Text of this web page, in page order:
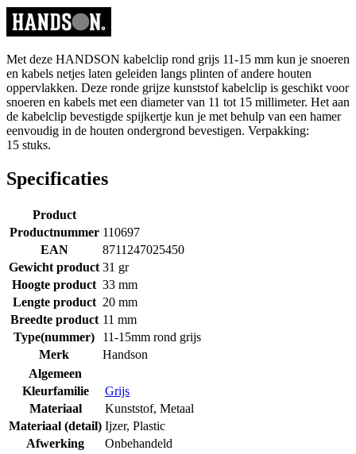
Met deze HANDSON kabelclip rond grijs 11-15 mm kun je snoeren
en kabels netjes laten geleiden langs plinten of andere houten
oppervlakken. Deze ronde grijze kunststof kabelclip is geschikt voor
snoeren en kabels met een diameter van 11 tot 15 millimeter. Het aan
de kabelclip bevestigde spijkertje kun je met behulp van een hamer
eenvoudig in de houten ondergrond bevestigen. Verpakking:
15 stuks.
Specificaties
Product
Productnummer 110697
EAN
8711247025450
Gewicht product 31 gr
Hoogte product 33 mm
Lengte product 20 mm
Breedte product 11 mm
Type(nummer)
11-15mm rond grijs
Merk
Handson
Algemeen
Kleurfamilie
Grijs
Materiaal
Kunststof, Metaal
Materiaal (detail) Ijzer, Plastic
Afwerking
Onbehandeld